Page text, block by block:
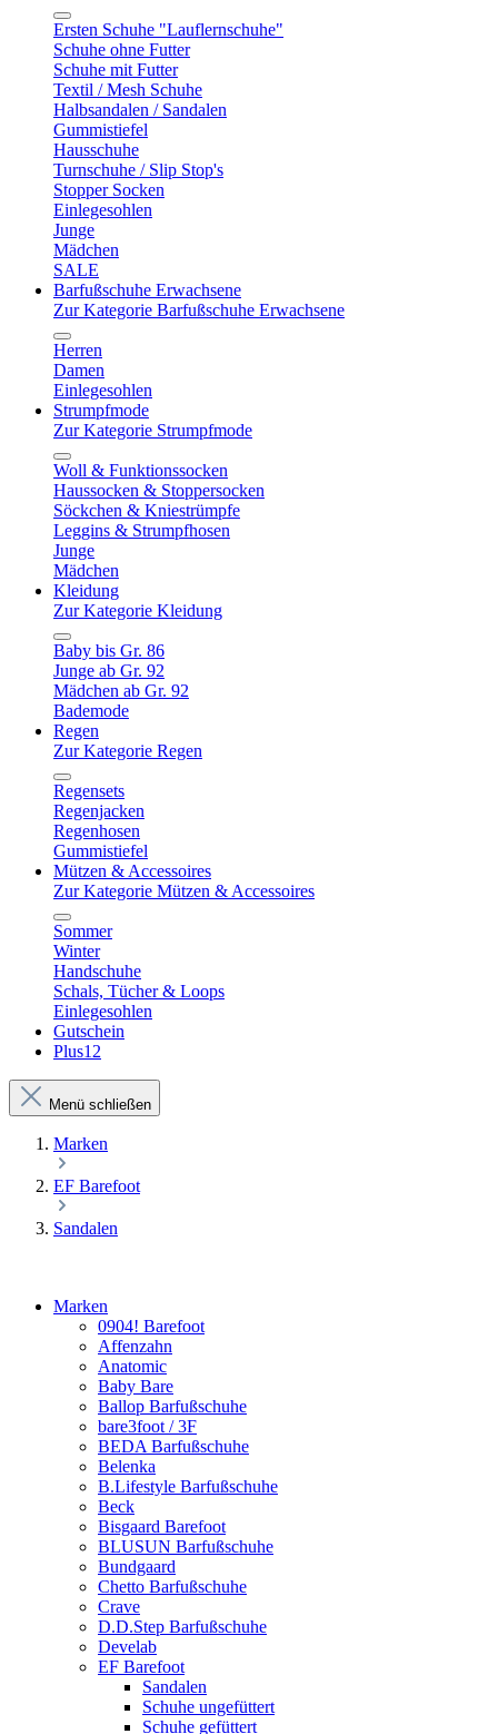
Ersten Schuhe "Lauflernschuhe"
Schuhe ohne Futter
Schuhe mit Futter
Textil / Mesh Schuhe
Halbsandalen / Sandalen
Gummistiefel
Hausschuhe
Turnschuhe / Slip Stop's
Stopper Socken
Einlegesohlen
Junge
Mädchen
SALE
Barfußschuhe Erwachsene
Zur Kategorie Barfußschuhe Erwachsene
Herren
Damen
Einlegesohlen
Strumpfmode
Zur Kategorie Strumpfmode
Woll & Funktionssocken
Haussocken & Stoppersocken
Söckchen & Kniestrümpfe
Leggins & Strumpfhosen
Junge
Mädchen
Kleidung
Zur Kategorie Kleidung
Baby bis Gr. 86
Junge ab Gr. 92
Mädchen ab Gr. 92
Bademode
Regen
Zur Kategorie Regen
Regensets
Regenjacken
Regenhosen
Gummistiefel
Mützen & Accessoires
Zur Kategorie Mützen & Accessoires
Sommer
Winter
Handschuhe
Schals, Tücher & Loops
Einlegesohlen
Gutschein
Plus12
Menü schließen
Marken
EF Barefoot
Sandalen
Marken
0904! Barefoot
Affenzahn
Anatomic
Baby Bare
Ballop Barfußschuhe
bare3foot / 3F
BEDA Barfußschuhe
Belenka
B.Lifestyle Barfußschuhe
Beck
Bisgaard Barefoot
BLUSUN Barfußschuhe
Bundgaard
Chetto Barfußschuhe
Crave
D.D.Step Barfußschuhe
Develab
EF Barefoot
Sandalen
Schuhe ungefüttert
Schuhe gefüttert